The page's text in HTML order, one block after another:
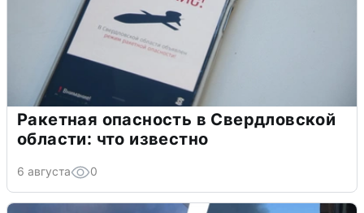
Ракетная опасность в Свердловской
области: что известно
6 августа 0